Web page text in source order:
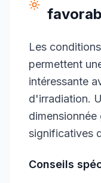
Les
permettent
intéressante
d'irradiation.
significatives
Conseils